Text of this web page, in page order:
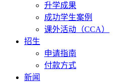
升学成果
成功学生案例
课外活动（CCA）
招生
申请指南
付款方式
新闻